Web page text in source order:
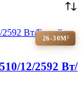
26-30М²
12/2592 Вт/